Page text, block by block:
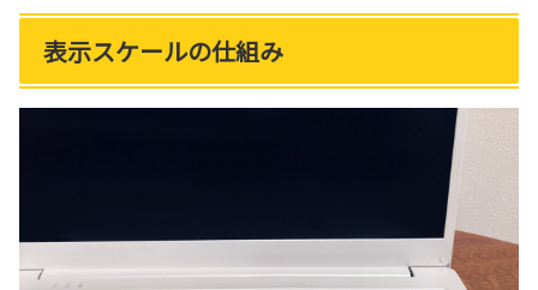
表示スケールの仕組み